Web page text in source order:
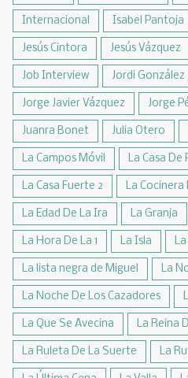
Internacional Isabel Pantoja
Jesús Cintora Jesús Vázquez
Job Interview Jordi González
Jorge Javier Vázquez Jorge
Juanra Bonet Julia Otero
La Campos Móvil La Casa De
La Casa Fuerte 2 La Cocinera
La Edad De La Ira La Granja
La Hora De La 1 La Isla
La lista negra de Miguel La
La Noche De Los Cazadores
La Que Se Avecina La Reina
La Ruleta De La Suerte La